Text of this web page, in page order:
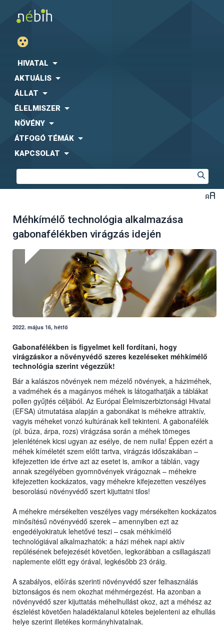
HIVATAL
AKTUÁLIS
ÁLLAT
ÉLELMISZER
NÖVÉNY
ÁTFOGÓ TÉMÁK
KAPCSOLAT
Méhkímélő technológia alkalmazása
gabonafélékben virágzás idején
2022. május 16, hétfő
Gabonafélékben is figyelmet kell fordítani, hogy
virágzáskor a növényvédő szeres kezeléseket méhkímélő
technológia szerint végezzük!
Bár a kalászos növények nem mézelő növények, a háziméhek,
a vadméhek és a magányos méhek is látogathatják a táblákat
pollen gyűjtés céljából. Az Európai Élelmiszerbiztonsági Hivatal
(EFSA) útmutatása alapján a gabonákat is méhekre attraktív,
vagyis méheket vonzó kultúrának kell tekinteni. A gabonafélék
(pl. búza, árpa, rozs) virágzása során a méhek tömeges
jelenlétének kicsi ugyan az esélye, de nem nulla! Éppen ezért a
méhek kíméletét szem előtt tartva, virágzás időszakában –
kifejezetten ide értve azt az esetet is, amikor a táblán, vagy
annak szegélyében gyomnövények virágoznak – méhekre
kifejezetten kockázatos, vagy méhekre kifejezetten veszélyes
besorolású növényvédő szert kijuttatni tilos!
A méhekre mérsékelten veszélyes vagy mérsékelten kockázatos
minősítésű növényvédő szerek – amennyiben ezt az
engedélyokiratuk lehetővé teszi – csak méhkímélő
technológiával alkalmazhatók: a házi méhek napi aktív
repülésének befejezését követően, legkorábban a csillagászati
naplemente előtt egy órával, legkésőbb 23 óráig.
A szabályos, előírás szerinti növényvédő szer felhasználás
biztonságos és nem okozhat méhmérgezést. Ha azonban a
növényvédő szer kijuttatás méhelhullást okoz, azt a méhész az
észlelést követően haladéktalanul köteles bejelenteni az elhullás
helye szerint illetékes kormányhivatalnak.